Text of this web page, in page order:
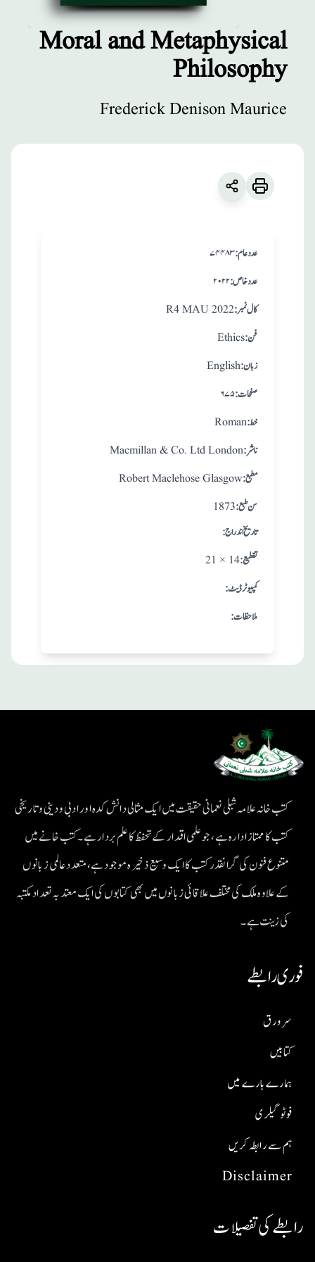
Metaphysical
Philosophy
Moral and Metaphysical
Philosophy
Frederick Denison Maurice
۷۴۴۸۳:عدد عام
۲۰۲۲:عدد خاص
R4 MAU 2022:کال نمبر
Ethics :فن
English:زبان
۶۷۵:صفحات
Roman:خط
Macmillan & Co. Ltd London :ناشر
Robert Maclehose Glasgow :مطبع
1873 : سن طبع
: تاريخ اندراج
21 × 14 :تقطيع
:کمپیوٹر ڈیٹ
:ملاحظات
کتب خانہ علامہ شبلی نعمانی حقیقت میں ایک مثالی دانش کدہ اور ادبی ودینی و تاریخی
کتب کا ممتاز ادارہ ہے، جو علمی اقدار کے تحفظ کا علم بردار ہے۔کتب خانے میں
متنوع فنون کی گرانقدر کتب کا ایک وسیع ذخیرہ موجود ہے، متعدد عالمی زبانوں
کے علاوہ ملک کی مختلف علاقائی زبانوں میں بھی کتابوں کی ایک معتد بہ تعداد مکتبہ
کی زینت ہے۔
فوری رابطے
Disclaimer
ہم سے رابطہ کریں
فوٹو گیلری
ہمارے بارے میں
کتابیں
سر ورق
رابطے کی تفصیلات